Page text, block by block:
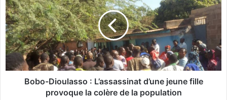
b
o
-
D
i
u
Bobo-Dioulasso : L’assassinat d’une jeune fille
provoque la colère de la population